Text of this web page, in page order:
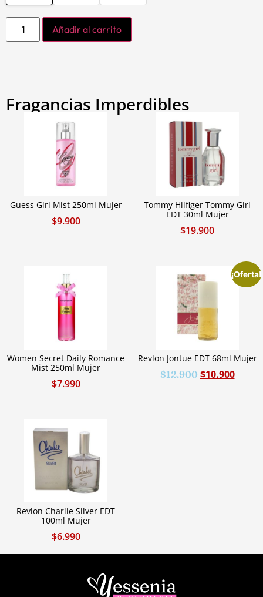
Añadir al carrito
Fragancias Imperdibles
Guess Girl Mist 250ml Mujer
$9.900
Tommy Hilfiger Tommy Girl
EDT 30ml Mujer
$19.900
Women Secret Daily Romance
Mist 250ml Mujer
$7.990
¡Oferta!
Revlon Jontue EDT 68ml Mujer
$12.900 $10.900
Revlon Charlie Silver EDT
100ml Mujer
$6.990